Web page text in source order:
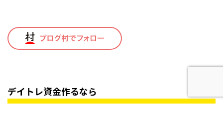
デイトレ資金作るなら